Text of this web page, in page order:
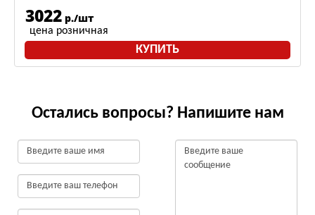
3022 р./шт
цена розничная
КУПИТЬ
Остались вопросы? Напишите нам